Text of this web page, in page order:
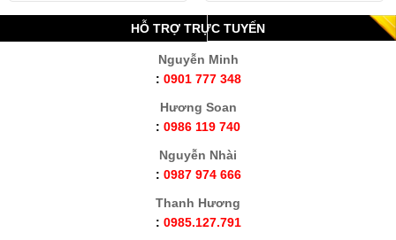
HỖ TRỢ TRỰC TUYẾN
Nguyễn Minh
: 0901 777 348
Hương Soan
: 0986 119 740
Nguyễn Nhài
: 0987 974 666
Thanh Hương
: 0985.127.791